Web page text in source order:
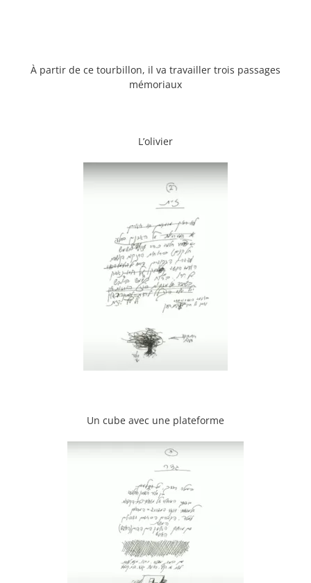
À partir de ce tourbillon, il va travailler trois passages
mémoriaux
L’olivier
Un cube avec une plateforme